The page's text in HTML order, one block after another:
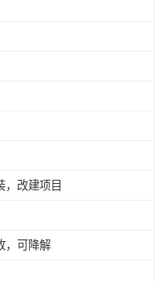
，改建项目
，可降解